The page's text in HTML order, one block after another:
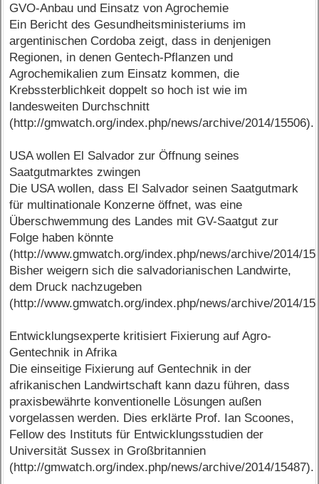
GVO-Anbau und Einsatz von Agrochemie
Ein Bericht des Gesundheitsministeriums im
argentinischen Cordoba zeigt, dass in denjenigen
Regionen, in denen Gentech-Pflanzen und
Agrochemikalien zum Einsatz kommen, die
Krebssterblichkeit doppelt so hoch ist wie im
landesweiten Durchschnitt
(http://gmwatch.org/index.php/news/archive/2014/15506).
USA wollen El Salvador zur Öffnung seines
Saatgutmarktes zwingen
Die USA wollen, dass El Salvador seinen Saatgutmark
für multinationale Konzerne öffnet, was eine
Überschwemmung des Landes mit GV-Saatgut zur
Folge haben könnte
(http://www.gmwatch.org/index.php/news/archive/2014/
Bisher weigern sich die salvadorianischen Landwirte,
dem Druck nachzugeben
(http://www.gmwatch.org/index.php/news/archive/2014/
Entwicklungsexperte kritisiert Fixierung auf Agro-
Gentechnik in Afrika
Die einseitige Fixierung auf Gentechnik in der
afrikanischen Landwirtschaft kann dazu führen, dass
praxisbewährte konventionelle Lösungen außen
vorgelassen werden. Dies erklärte Prof. Ian Scoones,
Fellow des Instituts für Entwicklungsstudien der
Universität Sussex in Großbritannien
(http://gmwatch.org/index.php/news/archive/2014/15487).